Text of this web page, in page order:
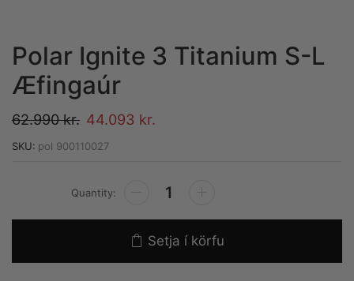
Polar Ignite 3 Titanium S-L
Æfingaúr
62.990kr. 44.093 kr.
SKU: pol 900110027
Setja í körfu
Alternative: